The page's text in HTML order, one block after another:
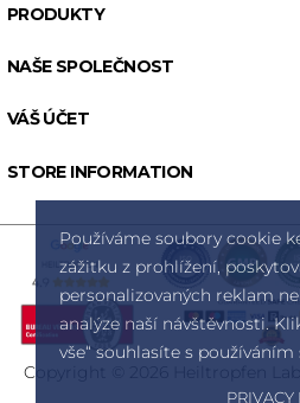
Používáme soubory cookie
zážitku z prohlížení,
personalizovaných reklam
analýze naší návštěvnosti.
vše“ souhlasíte s
PRIVACY
PRODUKTY
NAŠE SPOLEČNOST
VÁŠ ÚČET
STORE INFORMATION
Copyright © 2026 Heiltropfen